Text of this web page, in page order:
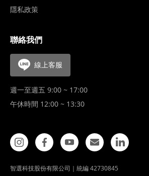
隱私政策
聯絡我們
線上客服
週一至週五 9:00 ~ 17:00
午休時間 12:00 ~ 13:30
智選科技股份有限公司｜統編 42730845